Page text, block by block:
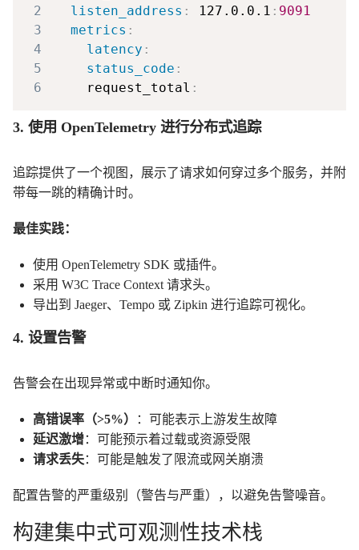
2
listen_address : 127.0.0.1 : 9091
3
metrics :
4
latency :
5
status_code :
6
    request_total
:
3. 使用 OpenTelemetry 进行分布式追踪
追踪提供了一个视图，展示了请求如何穿过多个服务，并附
带每一跳的精确计时。
最佳实践：
使用 OpenTelemetry SDK 或插件。
采用 W3C Trace Context 请求头。
导出到 Jaeger、Tempo 或 Zipkin 进行追踪可视化。
4. 设置告警
告警会在出现异常或中断时通知你。
高错误率（>5%）
：可能表示上游发生故障
延迟激增：可能预示着过载或资源受限
请求丢失：可能是触发了限流或网关崩溃
配置告警的严重级别（警告与严重），以避免告警噪音。
构建集中式可观测性技术栈